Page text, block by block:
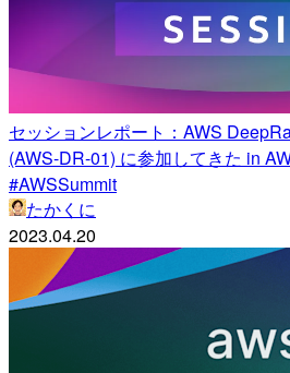
セッションレポート：AWS
(AWS-DR-01) に参加してきた in
#AWSSummit
たかくに
2023.04.20